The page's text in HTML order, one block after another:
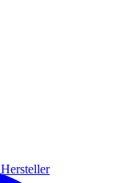
Hersteller